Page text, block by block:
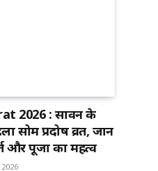
2026 : सावन के
सोम प्रदोष व्रत, जानें
और पूजा का महत्व